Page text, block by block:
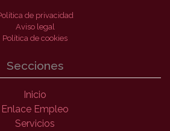
de privacidad
Aviso legal
Política de cookies
Secciones
Inicio
Enlace Empleo
Servicios